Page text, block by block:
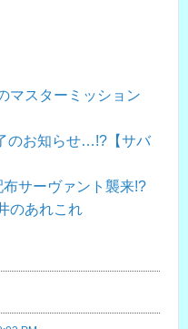
マスターミッション
のお知らせ…!?【サバ
布サーヴァント襲来!?
のあれこれ